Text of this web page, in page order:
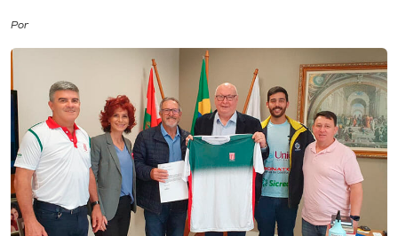
Cultura
CPA
Biblioteca
Editora
Rádio
Por